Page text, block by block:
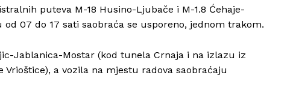
puteva M-18 Husino-Ljubače i M-1.8 Ćehaje-
07 do 17 sati saobraća se usporeno, jednom trakom.
Jablanica-Mostar (kod tunela Crnaja i na izlazu iz
a vozila na mjestu radova saobraćaju